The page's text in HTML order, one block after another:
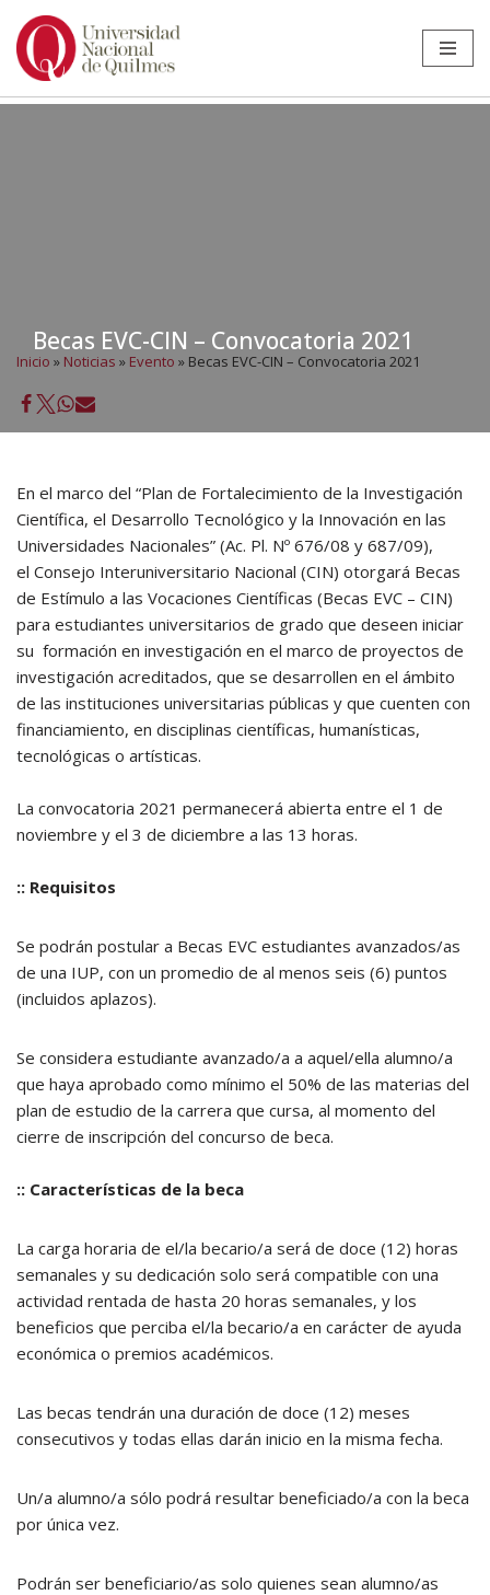
Ir
Becas EVC-CIN – Convocatoria 2021
Inicio » Noticias » Evento » Becas EVC-CIN – Convocatoria 2021
En el marco del “Plan de Fortalecimiento de la Investigación
Científica, el Desarrollo Tecnológico y la Innovación en las
Universidades Nacionales” (Ac. Pl. Nº 676/08 y 687/09),
el Consejo Interuniversitario Nacional (CIN) otorgará Becas
de Estímulo a las Vocaciones Científicas (Becas EVC – CIN)
para estudiantes universitarios de grado que deseen iniciar
su formación en investigación en el marco de proyectos de
investigación acreditados, que se desarrollen en el ámbito
de las instituciones universitarias públicas y que cuenten con
financiamiento, en disciplinas científicas, humanísticas,
tecnológicas o artísticas.
La convocatoria 2021 permanecerá abierta entre el 1 de
noviembre y el 3 de diciembre a las 13 horas.
:: Requisitos
Se podrán postular a Becas EVC estudiantes avanzados/as
de una IUP, con un promedio de al menos seis (6) puntos
(incluidos aplazos).
Se considera estudiante avanzado/a a aquel/ella alumno/a
que haya aprobado como mínimo el 50% de las materias del
plan de estudio de la carrera que cursa, al momento del
cierre de inscripción del concurso de beca.
:: Características de la beca
La carga horaria de el/la becario/a será de doce (12) horas
semanales y su dedicación solo será compatible con una
actividad rentada de hasta 20 horas semanales, y los
beneficios que perciba el/la becario/a en carácter de ayuda
económica o premios académicos.
Las becas tendrán una duración de doce (12) meses
consecutivos y todas ellas darán inicio en la misma fecha.
Un/a alumno/a sólo podrá resultar beneficiado/a con la beca
por única vez.
Podrán ser beneficiario/as solo quienes sean alumno/as